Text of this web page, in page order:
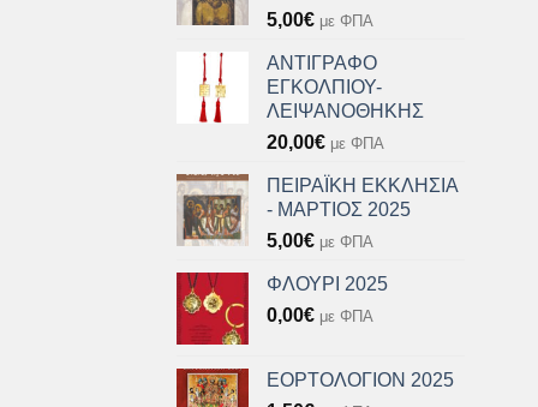
5,00€ με ΦΠΑ
ΑΝΤΙΓΡΑΦΟ
ΕΓΚΟΛΠΙΟΥ-
ΛΕΙΨΑΝΟΘΗΚΗΣ
20,00€ με ΦΠΑ
ΠΕΙΡΑΪΚΗ ΕΚΚΛΗΣΙΑ
- ΜΑΡΤΙΟΣ 2025
5,00€ με ΦΠΑ
ΦΛΟΥΡΙ 2025
0,00€ με ΦΠΑ
ΕΟΡΤΟΛΟΓΙΟΝ 2025